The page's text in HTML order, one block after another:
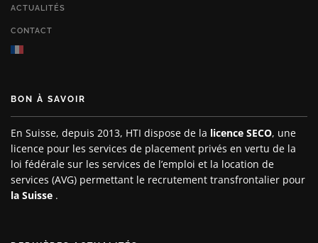
ACTUALITÉS
CONTACT
BON À SAVOIR
En Suisse, depuis 2013, HTI dispose de la licence SECO, une
licence pour les services de placement privés en vertu de la
loi fédérale sur les services de l’emploi et la location de
services (AVG) permettant le recrutement transfrontalier pour
la Suisse .